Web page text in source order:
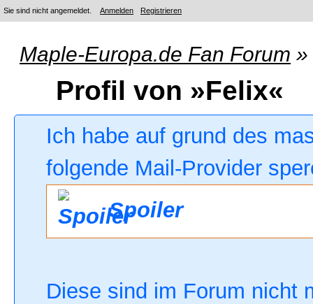
Sie sind nicht angemeldet. Anmelden Registrieren
Maple-Europa.de Fan Forum »
Profil von »Felix«
Ich habe auf grund des
folgende Mail-Provider
Spoiler
Diese sind im Forum nicht